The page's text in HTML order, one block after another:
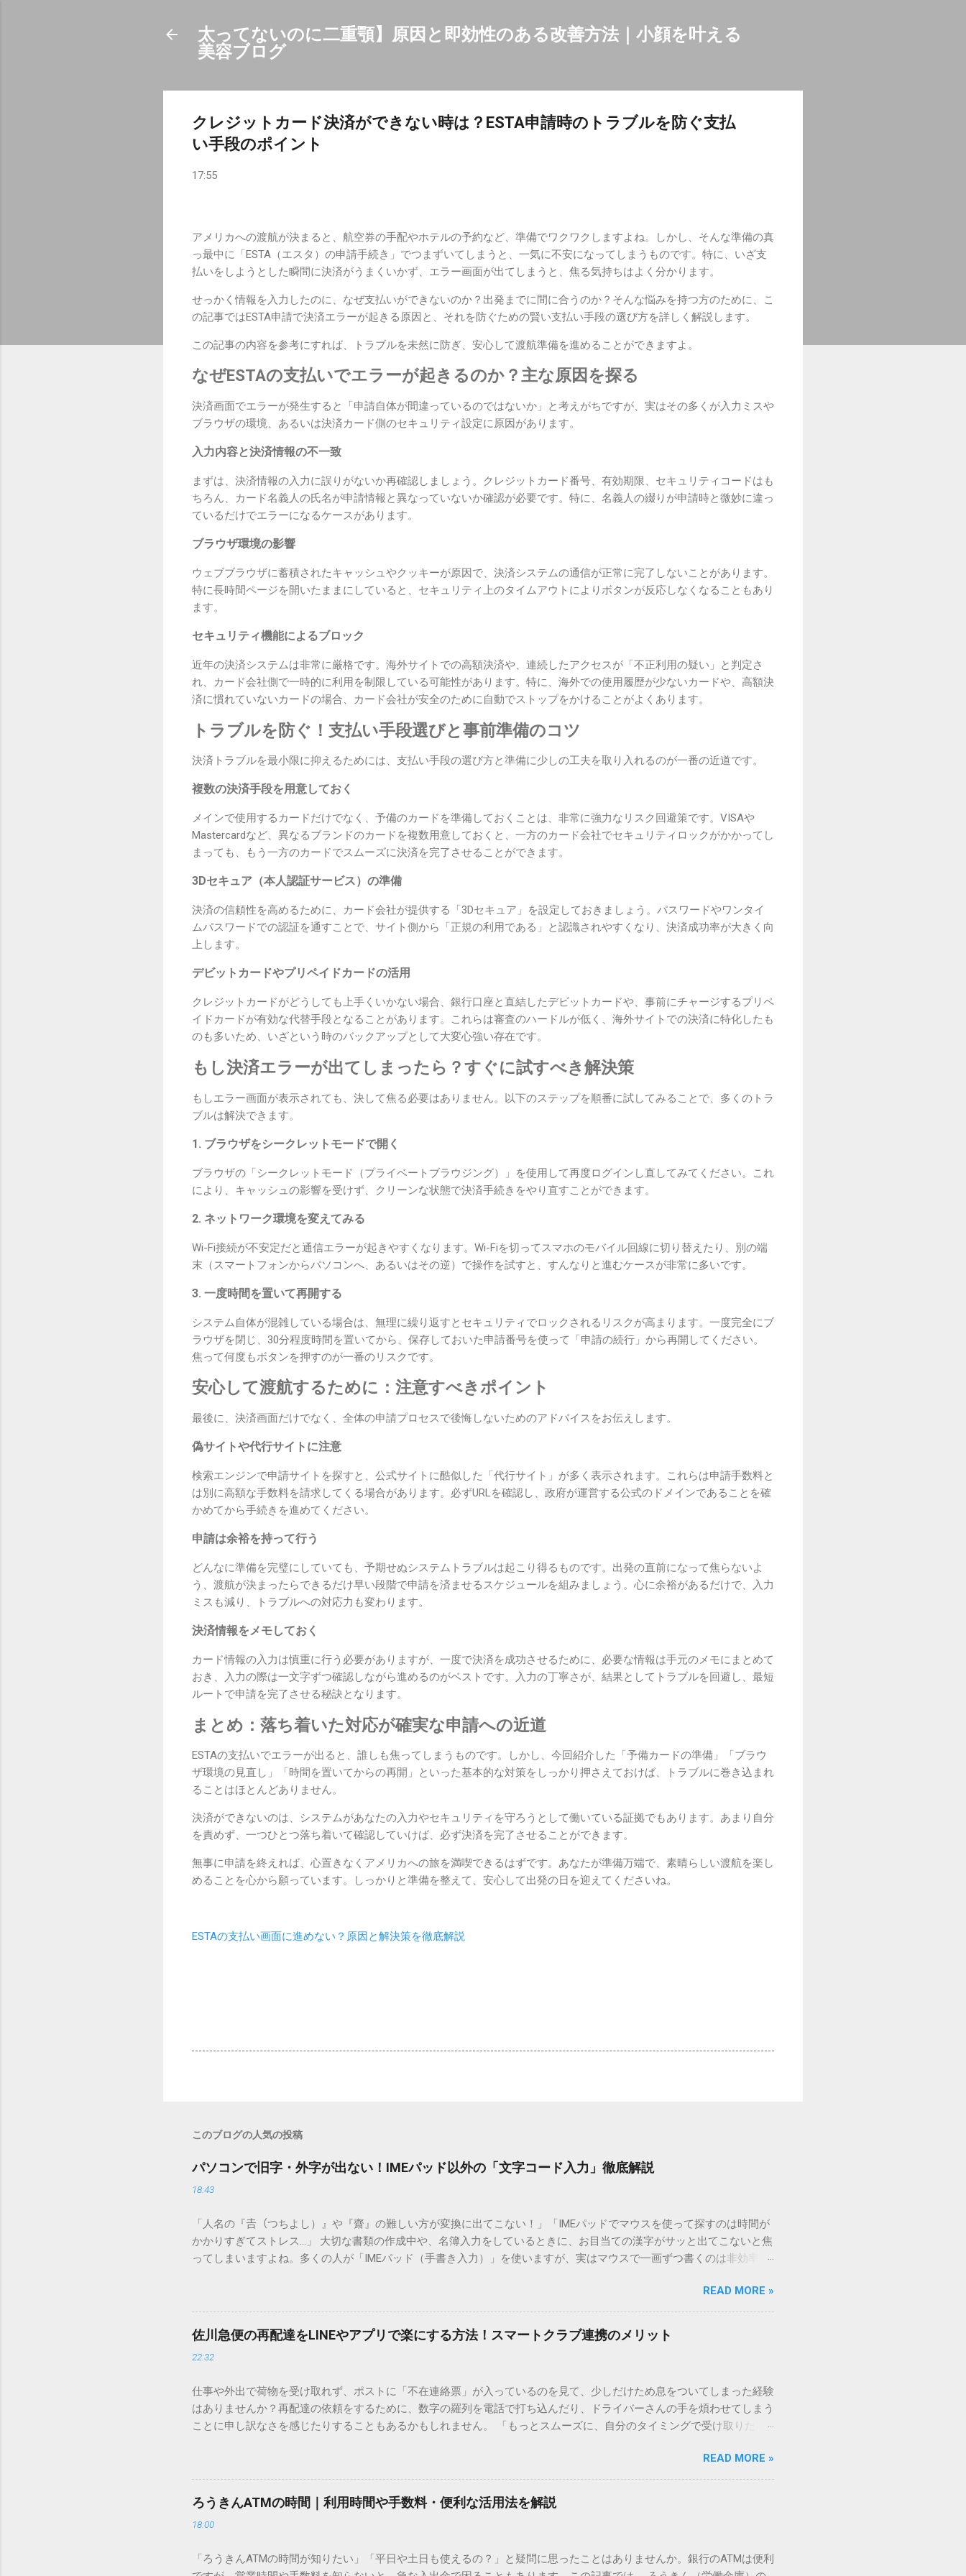
太ってないのに二重顎】原因と即効性のある改善方法｜小顔を叶える
美容ブログ
クレジットカード決済ができない時は？ESTA申請時のトラブルを防ぐ支払
い手段のポイント
17:55
アメリカへの渡航が決まると、航空券の手配やホテルの予約など、準備でワクワクしますよね。しかし、そんな準備の真
っ最中に「ESTA（エスタ）の申請手続き」でつまずいてしまうと、一気に不安になってしまうものです。特に、いざ支
払いをしようとした瞬間に決済がうまくいかず、エラー画面が出てしまうと、焦る気持ちはよく分かります。
せっかく情報を入力したのに、なぜ支払いができないのか？出発までに間に合うのか？そんな悩みを持つ方のために、こ
の記事ではESTA申請で決済エラーが起きる原因と、それを防ぐための賢い支払い手段の選び方を詳しく解説します。
この記事の内容を参考にすれば、トラブルを未然に防ぎ、安心して渡航準備を進めることができますよ。
なぜESTAの支払いでエラーが起きるのか？主な原因を探る
決済画面でエラーが発生すると「申請自体が間違っているのではないか」と考えがちですが、実はその多くが入力ミスや
ブラウザの環境、あるいは決済カード側のセキュリティ設定に原因があります。
入力内容と決済情報の不一致
まずは、決済情報の入力に誤りがないか再確認しましょう。クレジットカード番号、有効期限、セキュリティコードはも
ちろん、カード名義人の氏名が申請情報と異なっていないか確認が必要です。特に、名義人の綴りが申請時と微妙に違っ
ているだけでエラーになるケースがあります。
ブラウザ環境の影響
ウェブブラウザに蓄積されたキャッシュやクッキーが原因で、決済システムの通信が正常に完了しないことがあります。
特に長時間ページを開いたままにしていると、セキュリティ上のタイムアウトによりボタンが反応しなくなることもあり
ます。
セキュリティ機能によるブロック
近年の決済システムは非常に厳格です。海外サイトでの高額決済や、連続したアクセスが「不正利用の疑い」と判定さ
れ、カード会社側で一時的に利用を制限している可能性があります。特に、海外での使用履歴が少ないカードや、高額決
済に慣れていないカードの場合、カード会社が安全のために自動でストップをかけることがよくあります。
トラブルを防ぐ！支払い手段選びと事前準備のコツ
決済トラブルを最小限に抑えるためには、支払い手段の選び方と準備に少しの工夫を取り入れるのが一番の近道です。
複数の決済手段を用意しておく
メインで使用するカードだけでなく、予備のカードを準備しておくことは、非常に強力なリスク回避策です。VISAや
Mastercardなど、異なるブランドのカードを複数用意しておくと、一方のカード会社でセキュリティロックがかかってし
まっても、もう一方のカードでスムーズに決済を完了させることができます。
3Dセキュア（本人認証サービス）の準備
決済の信頼性を高めるために、カード会社が提供する「3Dセキュア」を設定しておきましょう。パスワードやワンタイ
ムパスワードでの認証を通すことで、サイト側から「正規の利用である」と認識されやすくなり、決済成功率が大きく向
上します。
デビットカードやプリペイドカードの活用
クレジットカードがどうしても上手くいかない場合、銀行口座と直結したデビットカードや、事前にチャージするプリペ
イドカードが有効な代替手段となることがあります。これらは審査のハードルが低く、海外サイトでの決済に特化したも
のも多いため、いざという時のバックアップとして大変心強い存在です。
もし決済エラーが出てしまったら？すぐに試すべき解決策
もしエラー画面が表示されても、決して焦る必要はありません。以下のステップを順番に試してみることで、多くのトラ
ブルは解決できます。
1. ブラウザをシークレットモードで開く
ブラウザの「シークレットモード（プライベートブラウジング）」を使用して再度ログインし直してみてください。これ
により、キャッシュの影響を受けず、クリーンな状態で決済手続きをやり直すことができます。
2. ネットワーク環境を変えてみる
Wi-Fi接続が不安定だと通信エラーが起きやすくなります。Wi-Fiを切ってスマホのモバイル回線に切り替えたり、別の端
末（スマートフォンからパソコンへ、あるいはその逆）で操作を試すと、すんなりと進むケースが非常に多いです。
3. 一度時間を置いて再開する
システム自体が混雑している場合は、無理に繰り返すとセキュリティでロックされるリスクが高まります。一度完全にブ
ラウザを閉じ、30分程度時間を置いてから、保存しておいた申請番号を使って「申請の続行」から再開してください。
焦って何度もボタンを押すのが一番のリスクです。
安心して渡航するために：注意すべきポイント
最後に、決済画面だけでなく、全体の申請プロセスで後悔しないためのアドバイスをお伝えします。
偽サイトや代行サイトに注意
検索エンジンで申請サイトを探すと、公式サイトに酷似した「代行サイト」が多く表示されます。これらは申請手数料と
は別に高額な手数料を請求してくる場合があります。必ずURLを確認し、政府が運営する公式のドメインであることを確
かめてから手続きを進めてください。
申請は余裕を持って行う
どんなに準備を完璧にしていても、予期せぬシステムトラブルは起こり得るものです。出発の直前になって焦らないよ
う、渡航が決まったらできるだけ早い段階で申請を済ませるスケジュールを組みましょう。心に余裕があるだけで、入力
ミスも減り、トラブルへの対応力も変わります。
決済情報をメモしておく
カード情報の入力は慎重に行う必要がありますが、一度で決済を成功させるために、必要な情報は手元のメモにまとめて
おき、入力の際は一文字ずつ確認しながら進めるのがベストです。入力の丁寧さが、結果としてトラブルを回避し、最短
ルートで申請を完了させる秘訣となります。
まとめ：落ち着いた対応が確実な申請への近道
ESTAの支払いでエラーが出ると、誰しも焦ってしまうものです。しかし、今回紹介した「予備カードの準備」「ブラウ
ザ環境の見直し」「時間を置いてからの再開」といった基本的な対策をしっかり押さえておけば、トラブルに巻き込まれ
ることはほとんどありません。
決済ができないのは、システムがあなたの入力やセキュリティを守ろうとして働いている証拠でもあります。あまり自分
を責めず、一つひとつ落ち着いて確認していけば、必ず決済を完了させることができます。
無事に申請を終えれば、心置きなくアメリカへの旅を満喫できるはずです。あなたが準備万端で、素晴らしい渡航を楽し
めることを心から願っています。しっかりと準備を整えて、安心して出発の日を迎えてくださいね。
ESTAの支払い画面に進めない？原因と解決策を徹底解説
このブログの人気の投稿
パソコンで旧字・外字が出ない！IMEパッド以外の「文字コード入力」徹底解説
18:43
「人名の『𠮷（つちよし）』や『齋』の難しい方が変換に出てこない！」「IMEパッドでマウスを使って探すのは時間が
かかりすぎてストレス…」 大切な書類の作成中や、名簿入力をしているときに、お目当ての漢字がサッと出てこないと焦
ってしまいますよね。多くの人が「IMEパッド（手書き入力）」を使いますが、実はマウスで一画ずつ書くのは非効率で
ードを打ち込むだけで一瞬で旧字や外字、特殊記号を呼び出す「文字コード入力」のテクニックを詳しく解説します。
この方法をマスターすれば、もう難しい漢字の入力で手を止める必要はありません。 1. なぜ「変換」しても旧字・外字
が出てこないのか？ そもそも、なぜ普通の変換で出てこない漢字があるのでしょうか。その理由は、パソコンが文字を
認識する仕組みにあります。 日本のパソコンで一般的に使われる漢字は、JIS規格（日本産業規格）によって「第1水
準」「第2水準」といった形で整理されています。しかし、人名や地名に使われる非常に古い漢字（旧字）や、特定の組
「Unicode（ユニコード）」や「JISコード」といった 文字コード です。パソコン上のすべての文字には、いわば「住
所」のような番号が割り振られています。変換候補に出ない文字でも、この住所（コード）を直接指定すれば、確実に呼
び出すことができるのです。 2. Windows標準機能！文字コードで漢字を出す「16進数入力」 最も汎用性が高く、特別な
できます。 具体的な手順（Unicode入力） 入力したい文字の「Unicode（例：20BB7）」を把握する。 入力モードを「半
角」にする（※重要）。 **「20BB7」**と入力する。 直後にキーボードの**[Alt]キーを押しながら[X]キー**を押す。 入
力した数字が、一瞬で対応する漢字（例：𠮷）に変換されます。 注記： この方法は、特にMicrosoft Wordで非常に強力
READ MORE »
佐川急便の再配達をLINEやアプリで楽にする方法！スマートクラブ連携のメリット
22:32
仕事や外出で荷物を受け取れず、ポストに「不在連絡票」が入っているのを見て、少しだけため息をついてしまった経験
はありませんか？再配達の依頼をするために、数字の羅列を電話で打ち込んだり、ドライバーさんの手を煩わせてしまう
ことに申し訳なさを感じたりすることもあるかもしれません。 「もっとスムーズに、自分のタイミングで受け取りた
ビス「スマートクラブ」と、LINEや公式アプリの連携です。これらを活用するだけで、再配達のストレスは驚くほど軽く
なります。この記事では、忙しい毎日をサポートする便利な受け取り術と、連携による具体的なメリットを徹底解説しま
す。 佐川急便の再配達が劇的に変わる「スマートクラブ」とは？ まず押さえておきたいのが、佐川急便の個人向け無料
会員サービス「スマートクラブ」です。これは、荷物の配送状況をリアルタイムで管理するための基盤となるサービスで
す。 以前はウェブサイトを開いてログインする手間がありましたが、現在はLINEやアプリと紐付けることで、その利便
じめ配達時間を変更するといった先回りの対応が可能になります。 LINE連携で「不在連絡票」とおさらばできる理由 日
READ MORE »
ろうきんATMの時間｜利用時間や手数料・便利な活用法を解説
18:00
「ろうきんATMの時間が知りたい」「平日や土日も使えるの？」と疑問に思ったことはありませんか。銀行のATMは便利